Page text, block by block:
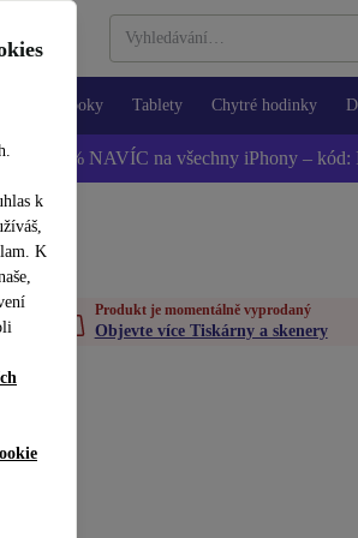
k
K
Notebooky Tablety Chytré hodinky
📱 -5 % NAVÍC na všechny iPhony –
Produkt je momentálně vyprodaný
Objevte více Tiskárny a skenery